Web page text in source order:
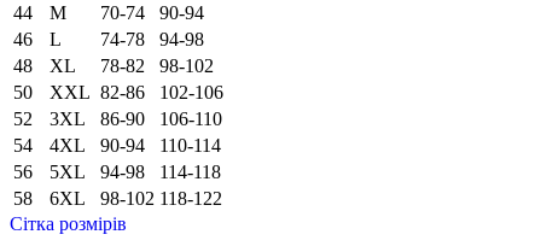
44
M 70-74
90-94
46
L 74-78
94-98
48
XL 78-82
98-102
50
XXL 82-86
102-106
52
3XL 86-90
106-110
54
4XL 90-94
110-114
56
5XL 94-98
114-118
58
6XL 98-102 118-122
Сітка розмірів